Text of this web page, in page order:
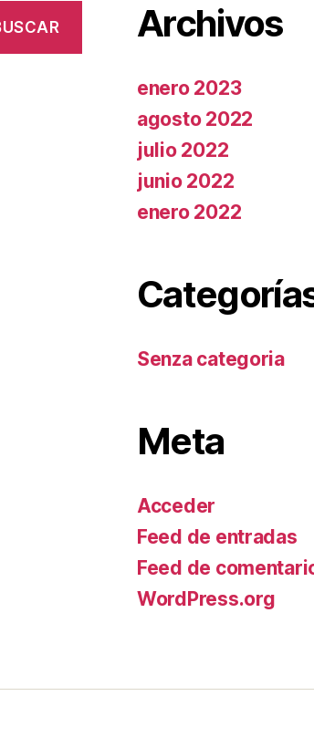
Archivos
enero 2023
agosto 2022
julio 2022
junio 2022
enero 2022
Senza categoria
Meta
Acceder
Feed de entradas
Feed de
WordPress.org